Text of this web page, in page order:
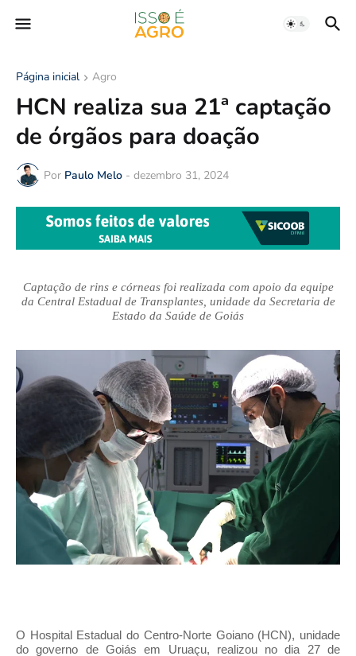
Página inicial Agro
HCN realiza sua 21ª captação
de órgãos para doação
Por Paulo Melo - dezembro 31, 2024
Captação de rins e córneas foi realizada com apoio da equipe
da Central Estadual de Transplantes, unidade da Secretaria de
Estado da Saúde de Goiás
O Hospital Estadual do Centro-Norte Goiano (HCN), unidade
do governo de Goiás em Uruaçu, realizou no dia 27 de